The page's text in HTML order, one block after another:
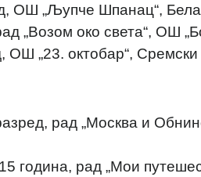
ОШ „Љупче Шпанац“,
„Возом око света“, ОШ
ОШ „23. октобар“,
рад „Москва и
година, рад „Мои